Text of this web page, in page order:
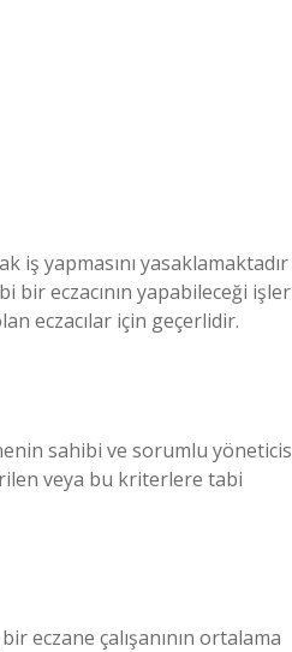
iş yapmasını yasaklamaktadır
bir eczacının yapabileceği işler
eczacılar için geçerlidir.
sahibi ve sorumlu
veya bu kriterlere tabi
eczane çalışanının ortalama